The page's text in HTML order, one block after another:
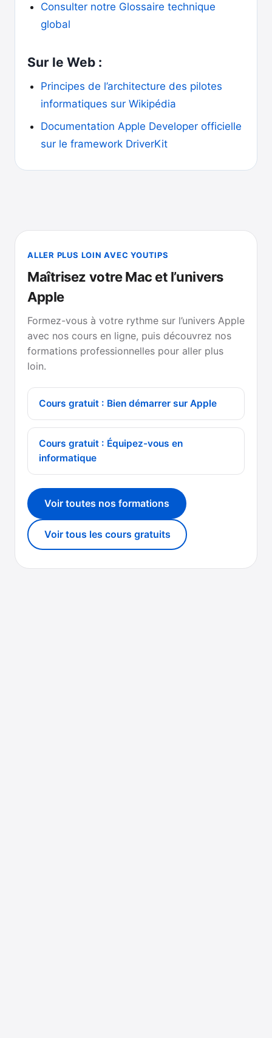
Consulter notre Glossaire technique
global
Sur le Web :
Principes de l’architecture des pilotes
informatiques sur Wikipédia
Documentation Apple Developer officielle
sur le framework DriverKit
ALLER PLUS LOIN AVEC YOUTIPS
Maîtrisez votre Mac et l’univers
Apple
Formez-vous à votre rythme sur l’univers Apple
avec nos cours en ligne, puis découvrez nos
formations professionnelles pour aller plus
loin.
Cours gratuit : Bien démarrer sur Apple
Cours gratuit : Équipez-vous en
informatique
Voir toutes nos formations
Voir tous les cours gratuits